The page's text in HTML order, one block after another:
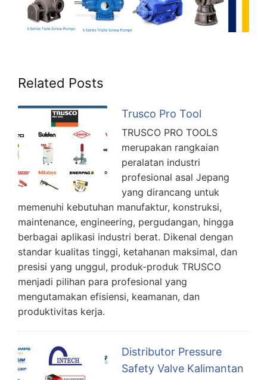
Related Posts
Trusco Pro Tool
TRUSCO PRO TOOLS
merupakan rangkaian
peralatan industri
profesional asal Jepang
yang dirancang untuk
memenuhi kebutuhan manufaktur, konstruksi,
maintenance, engineering, pergudangan, hingga
berbagai aplikasi industri berat. Dikenal dengan
standar kualitas tinggi, ketahanan maksimal, dan
presisi yang unggul, produk-produk TRUSCO
menjadi pilihan para profesional yang
mengutamakan efisiensi, keamanan, dan
produktivitas kerja.
Distributor Pressure
Safety Valve Kalimantan